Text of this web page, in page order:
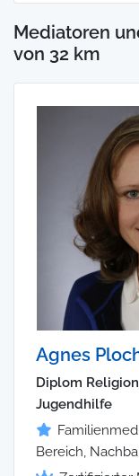
Mediatoren
von 32 km
Agnes
Diplom
Jugendhilfe
Bereich,